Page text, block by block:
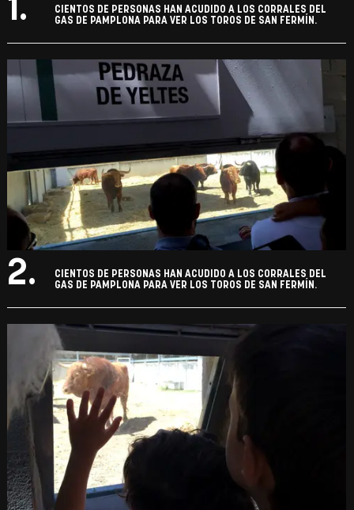
1.
CIENTOS DE PERSONAS HAN ACUDIDO A LOS CORRALES DEL
GAS DE PAMPLONA PARA VER LOS TOROS DE SAN FERMÍN.
2.
CIENTOS DE PERSONAS HAN ACUDIDO A LOS CORRALES DEL
GAS DE PAMPLONA PARA VER LOS TOROS DE SAN FERMÍN.